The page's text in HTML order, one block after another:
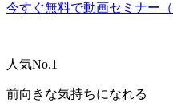
今すぐ無料で動画セミナー
人気No.1
前向きな気持ちになれる